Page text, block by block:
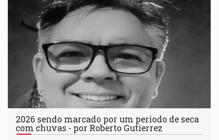
2026 sendo marcado por um período de seca
com chuvas - por Roberto Gutierrez